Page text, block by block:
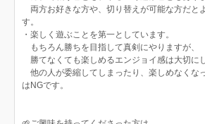
両方お好きな方や、切り替えが可能な方だと
す。
・楽しく遊ぶことを第一としています。
もちろん勝ちを目指して真剣にやりますが、
勝てなくても楽しめるエンジョイ感は大切に
他の人が委縮してしまったり、楽しめなくな
はNGです。